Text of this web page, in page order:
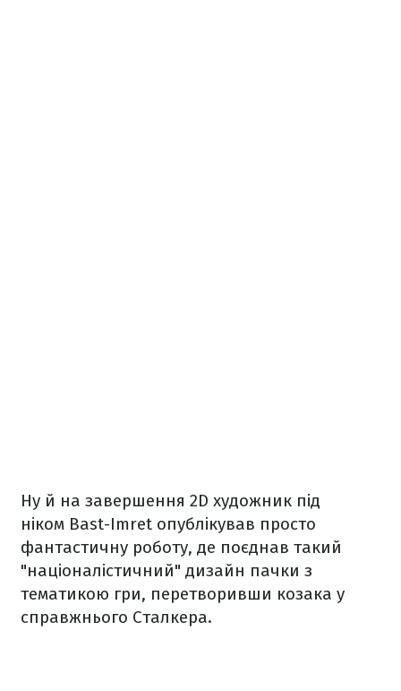
Ну й на завершення 2D художник під
ніком Bast-Imret опублікував просто
фантастичну роботу, де поєднав такий
"націоналістичний" дизайн пачки з
тематикою гри, перетворивши козака у
справжнього Сталкера.